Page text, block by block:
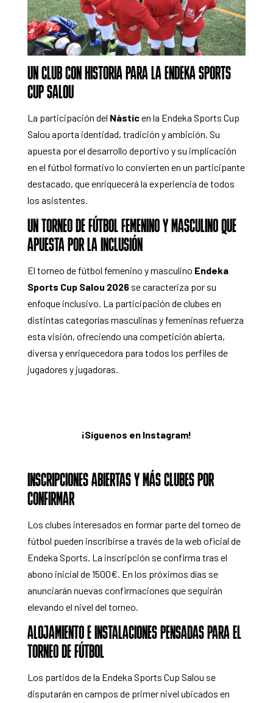
UN CLUB CON HISTORIA PARA LA ENDEKA SPORTS
CUP SALOU
La participación del Nàsticen la Endeka Sports Cup
Salou aporta identidad, tradición y ambición. Su
apuesta por el desarrollo deportivo y su implicación
en el fútbol formativo lo convierten en un participante
destacado, que enriquecerá la experiencia de todos
los asistentes.
UN TORNEO DE FÚTBOL FEMENINO Y MASCULINO QUE
APUESTA POR LA INCLUSIÓN
El torneo de fútbol femenino y masculino Endeka
Sports Cup Salou 2026se caracteriza por su
enfoque inclusivo. La participación de clubes en
distintas categorías masculinas y femeninas refuerza
esta visión, ofreciendo una competición abierta,
diversa y enriquecedora para todos los perfiles de
jugadores y jugadoras.
¡Síguenos en Instagram!
INSCRIPCIONES ABIERTAS Y MÁS CLUBES POR
CONFIRMAR
Los clubes interesados en formar parte del torneo de
fútbol pueden inscribirsea través de la web oficial de
Endeka Sports. La inscripción se confirma tras el
abono inicial de 1500€. En los próximos días se
anunciarán nuevas confirmaciones que seguirán
elevando el nivel del torneo.
ALOJAMIENTO E INSTALACIONES PENSADAS PARA EL
TORNEO DE FÚTBOL
Los partidos de la Endeka Sports Cup Salou se
disputarán en campos de primer nivel ubicados en